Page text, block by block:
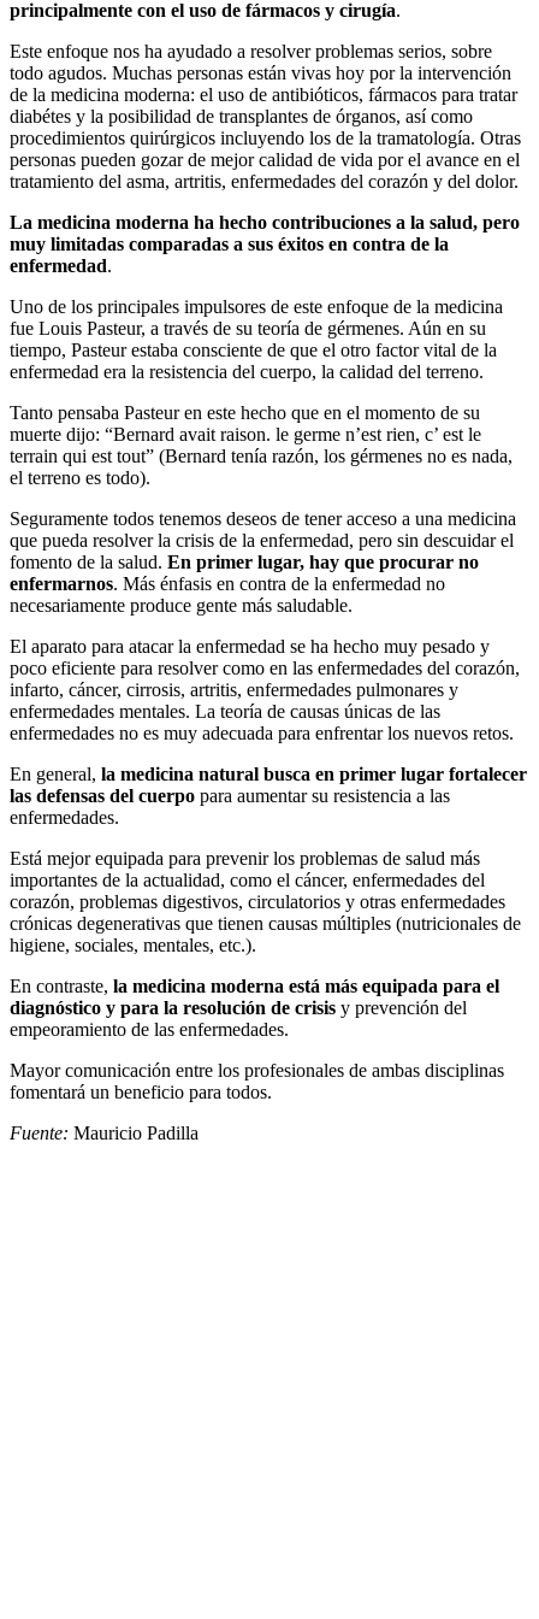
principalmente con el uso de fármacos y cirugía.
Este enfoque nos ha ayudado a resolver problemas serios, sobre
todo agudos. Muchas personas están vivas hoy por la intervención
de la medicina moderna: el uso de antibióticos, fármacos para tratar
diabétes y la posibilidad de transplantes de órganos, así como
procedimientos quirúrgicos incluyendo los de la tramatología. Otras
personas pueden gozar de mejor calidad de vida por el avance en el
tratamiento del asma, artritis, enfermedades del corazón y del dolor.
La medicina moderna ha hecho contribuciones a la salud, pero
muy limitadas comparadas a sus éxitos en contra de la
enfermedad.
Uno de los principales impulsores de este enfoque de la medicina
fue Louis Pasteur, a través de su teoría de gérmenes. Aún en su
tiempo, Pasteur estaba consciente de que el otro factor vital de la
enfermedad era la resistencia del cuerpo, la calidad del terreno.
Tanto pensaba Pasteur en este hecho que en el momento de su
muerte dijo: “Bernard avait raison. le germe n’est rien, c’ est le
terrain qui est tout” (Bernard tenía razón, los gérmenes no es nada,
el terreno es todo).
Seguramente todos tenemos deseos de tener acceso a una medicina
que pueda resolver la crisis de la enfermedad, pero sin descuidar el
fomento de la salud. En primer lugar, hay que procurar no
enfermarnos. Más énfasis en contra de la enfermedad no
necesariamente produce gente más saludable.
El aparato para atacar la enfermedad se ha hecho muy pesado y
poco eficiente para resolver como en las enfermedades del corazón,
infarto, cáncer, cirrosis, artritis, enfermedades pulmonares y
enfermedades mentales. La teoría de causas únicas de las
enfermedades no es muy adecuada para enfrentar los nuevos retos.
En general, la medicina natural busca en primer lugar fortalecer
las defensas del cuerpo para aumentar su resistencia a las
enfermedades.
Está mejor equipada para prevenir los problemas de salud más
importantes de la actualidad, como el cáncer, enfermedades del
corazón, problemas digestivos, circulatorios y otras enfermedades
crónicas degenerativas que tienen causas múltiples (nutricionales de
higiene, sociales, mentales, etc.).
En contraste, la medicina moderna está más equipada para el
diagnóstico y para la resolución de crisis y prevención del
empeoramiento de las enfermedades.
Mayor comunicación entre los profesionales de ambas disciplinas
fomentará un beneficio para todos.
Fuente: Mauricio Padilla